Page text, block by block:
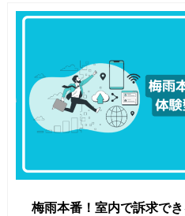
梅雨本番！室内で訴求で